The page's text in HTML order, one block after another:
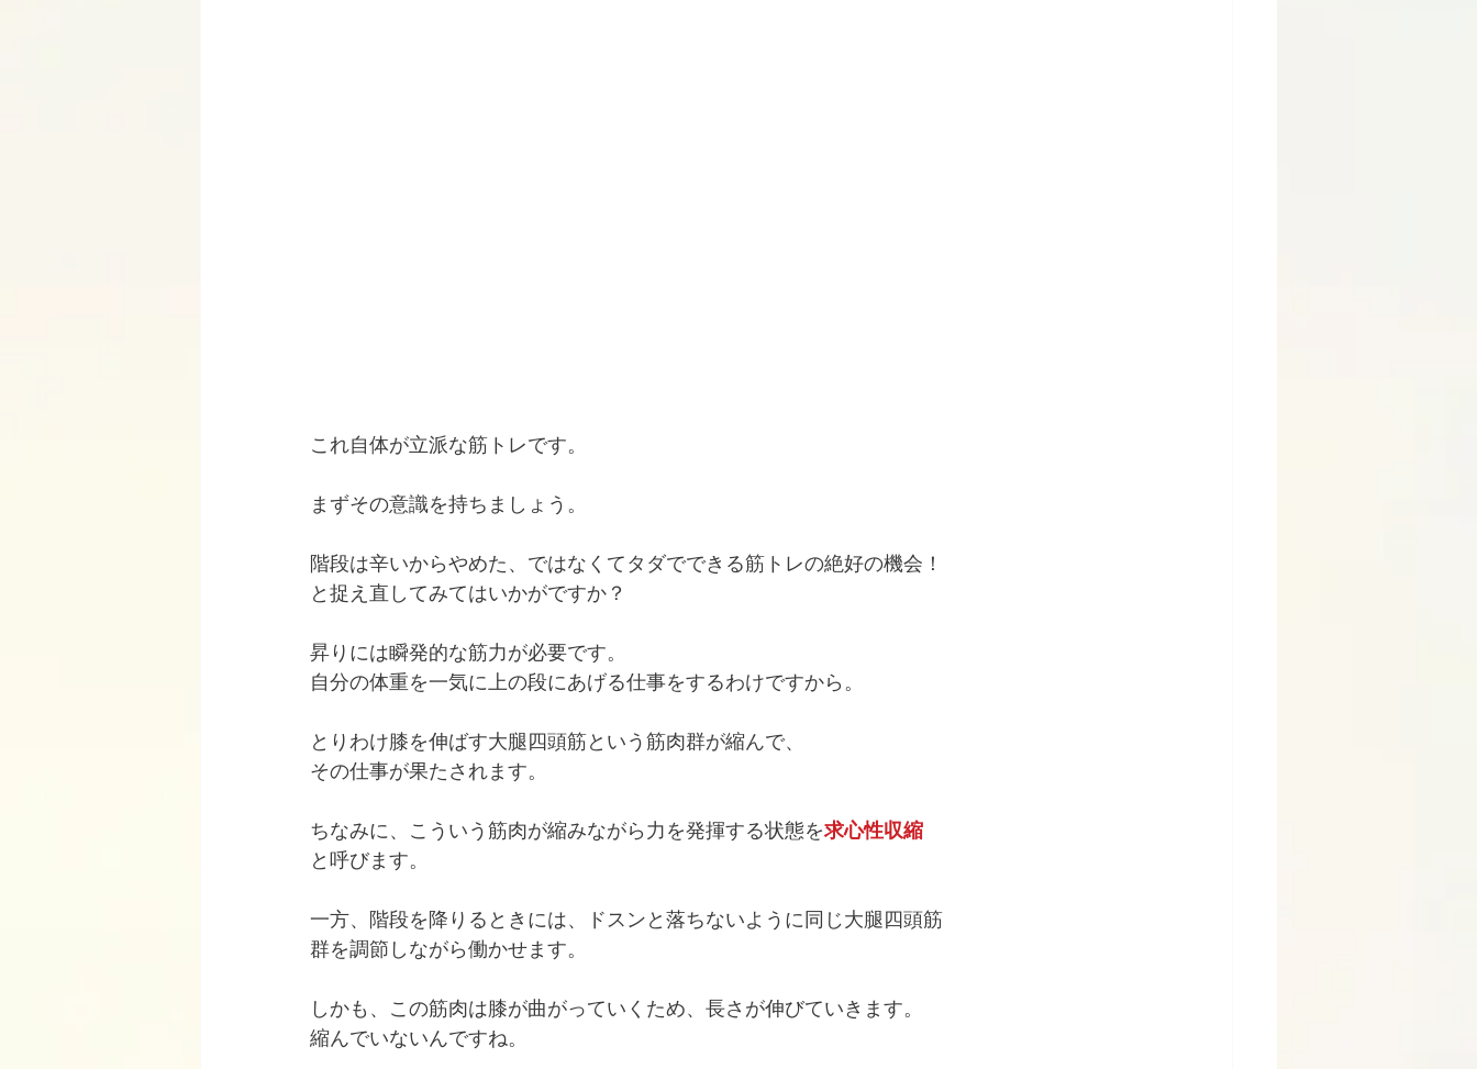
これ自体が立派な筋トレです。
まずその意識を持ちましょう。
階段は辛いからやめた、ではなくてタダでできる筋トレの絶好の機会！
と捉え直してみてはいかがですか？
昇りには瞬発的な筋力が必要です。
自分の体重を一気に上の段にあげる仕事をするわけですから。
とりわけ膝を伸ばす大腿四頭筋という筋肉群が縮んで、
その仕事が果たされます。
ちなみに、こういう筋肉が縮みながら力を発揮する状態を求心性収縮
と呼びます。
一方、階段を降りるときには、ドスンと落ちないように同じ大腿四頭筋
群を調節しながら働かせます。
しかも、この筋肉は膝が曲がっていくため、長さが伸びていきます。
縮んでいないんですね。